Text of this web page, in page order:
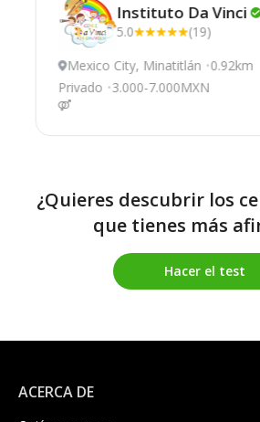
Instituto DaVinci
5.0
(19)
Mexico City, Minatitlán 0.92km
Privado
3.000-7.000MXN
¿Quieres descubrir los
que tienes más
Hacer el test
ACERCA DE